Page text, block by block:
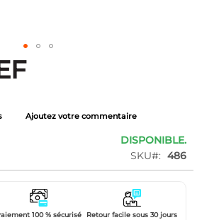
Ajoutez votre commentaire
DISPONIBLE.
SKU
486
100 % sécurisé Retour facile sous 30 jours